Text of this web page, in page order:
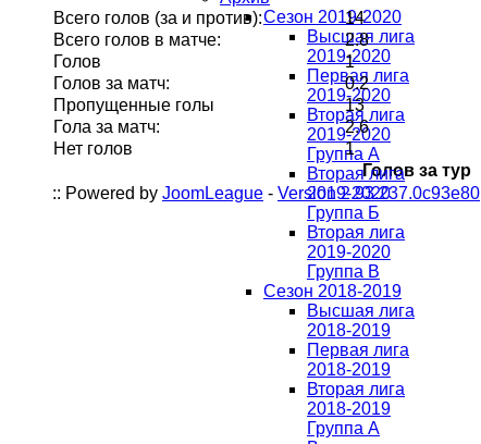
Сезон 2019-2020
Высшая лига
2019-2020
Первая лига
2019-2020
Вторая лига
2019-2020
Группа А
Вторая лига
2019-2020
Группа Б
Вторая лига
2019-2020
Группа В
Сезон 2018-2019
Высшая лига
2018-2019
Первая лига
2018-2019
Вторая лига
2018-2019
Группа А
Всего голов (за и против):
14
Всего голов в матче:
2.8
Голов
1
Голов за матч:
0.2
Пропущенные голы
13
Гола за матч:
2.6
Нет голов
1
Голов за тур
:: Powered by JoomLeague - Version 2.93.237.0c93e80